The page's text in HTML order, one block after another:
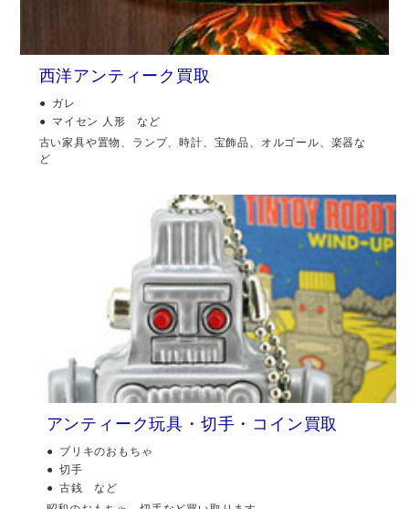
西洋アンティーク買取
ガレ
マイセン 人形 など
古い家具や置物、ランプ、時計、宝飾品、オルゴール、楽器な
ど
アンティーク玩具・切手・コイン買取
ブリキのおもちゃ
切手
古銭 など